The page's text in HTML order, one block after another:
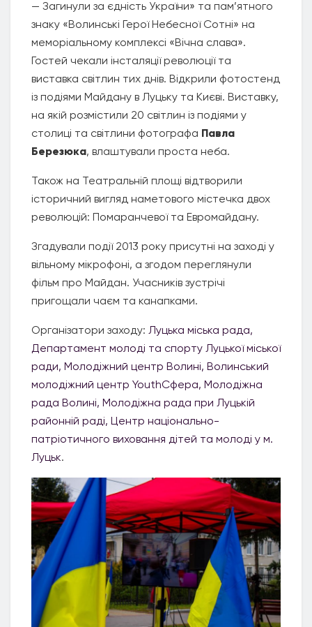
— Загинули за єдність України» та пам’ятного
знаку «Волинські Герої Небесної Сотні» на
меморіальному комплексі «Вічна слава».
Гостей чекали інсталяції революції та
виставка світлин тих днів. Відкрили фотостенд
із подіями Майдану в Луцьку та Києві. Виставку,
на якій розмістили 20 світлин із подіями у
столиці та світлини фотографа Павла
Березюка, влаштували проста неба.
Також на Театральній площі відтворили
історичний вигляд наметового містечка двох
революцій: Помаранчевої та Евромайдану.
Згадували події 2013 року присутні на заході у
вільному мікрофоні, а згодом переглянули
фільм про Майдан. Учасників зустрічі
пригощали чаєм та канапками.
Організатори заходу: Луцька міська рада,
Департамент молоді та спорту Луцької міської
ради, Молодіжний центр Волині, Волинський
молодіжний центр YouthСфера, Молодіжна
рада Волині, Молодіжна рада при Луцькій
районній раді, Центр національно-
патріотичного виховання дітей та молоді у м.
Луцьк.